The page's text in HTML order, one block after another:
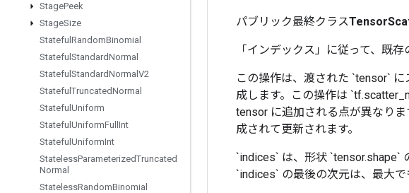
StagePeek
StageSize
Stateful RandomBinomial
Stateful StandardNormal
Stateful StandardNormal V2
Stateful TruncatedNormal
Stateful Uniform
Stateful UniformFull Int
Stateful UniformInt
StatelessParameterizedTruncated
Normal
StatelessRandomBinomial
パブリック最終クラス
「インデックス」に従って、既
この操作は、渡された `tensor`
成します。この操作は
tensor に追加される点が異なり
成されて更新されます。
`indices` は、形状 `tensor.shape`
`indices` の最後の次元は、最大で